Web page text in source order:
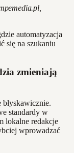
automatyzacja
się na szukaniu
zmieniają
standardy w
lokalne redakcje
wprowadzać